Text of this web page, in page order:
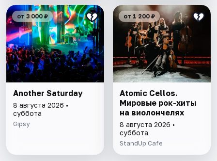
от 3 000 ₽
Another Saturday
8 августа 2026 •
суббота
Gipsy
от 1 200 ₽
Atomic Cellos.
Мировые рок-хиты
на виолончелях
8 августа 2026 •
суббота
StandUp Cafe